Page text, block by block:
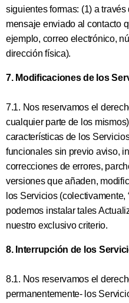
siguientes formas: (1) a
mensaje enviado al contacto
ejemplo, correo electrónico,
dirección física).
7. Modificaciones de los
7.1. Nos reservamos el
cualquier parte de los
características de los
funcionales sin previo aviso,
correcciones de errores,
versiones que añaden,
los Servicios (colectivamente,
podemos instalar tales
nuestro exclusivo criterio.
8. Interrupción de los
8.1. Nos reservamos el
permanentemente- los